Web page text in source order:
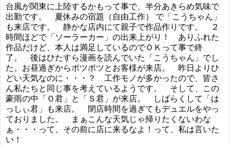
台風が関東に上陸するかもって事で、半分あきらめ気味で
出勤です。 夏休みの宿題（自由工作） で「こうちゃん」
も来店です。 静かな店内にて親子で作品作りです。 ２
時間ほどで「ソーラーカー」の出来上がり！ ありふれた
作品だけど、本人は満足しているのでＯＫって事で終
了。 後はひたすら漫画を読んでいた「こうちゃん」でし
た。お昼過ぎからポツポツとお客様が来店。 昨日よりひ
どい天気なのに・・・？ 工作モノが多かったので、皆さ
ん私たちと同じ事を考えているようです。 そして、この
豪雨の中「Ｏ君」と「Ｓ君」が来店。 しばらくして「は
っしぃ君」も来店。 閉店時間を過ぎてもデュエルをやっ
ておりました。 まぁこんな天気じゃ帰りたくないわな
ぁ・・・って、その前に店に来るなよ！って、私は言いた
い！